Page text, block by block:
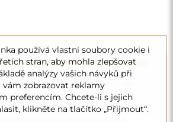
a bezpečný transport
přepravu – postaráme se o to, aby
zcela bezpečně do vašich
Disponujeme vlastním vozovým
používá vlastní soubory cookie i
stran, aby mohla zlepšovat
analýzy vašich návyků při
vám zobrazovat reklamy
preferencím. Chcete-li s jejich
klikněte na tlačítko „Přijmout“.